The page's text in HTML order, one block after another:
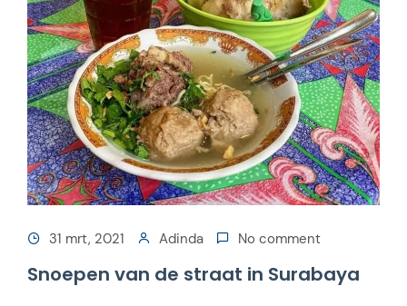
31 mrt, 2021 Adinda No comment
Snoepen van de straat in Surabaya